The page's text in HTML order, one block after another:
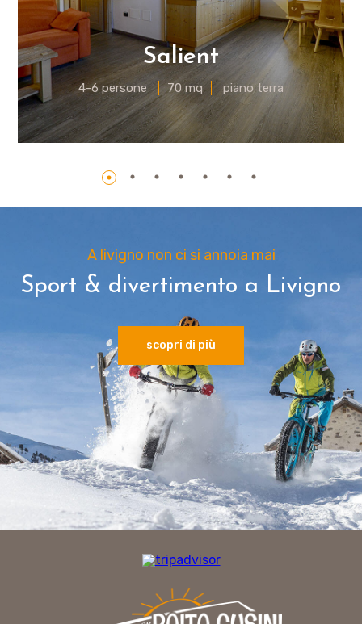
Salient
4-6 persone 70 mq piano terra
A livigno non ci si annoia mai
Sport & divertimento a Livigno
scopri di più